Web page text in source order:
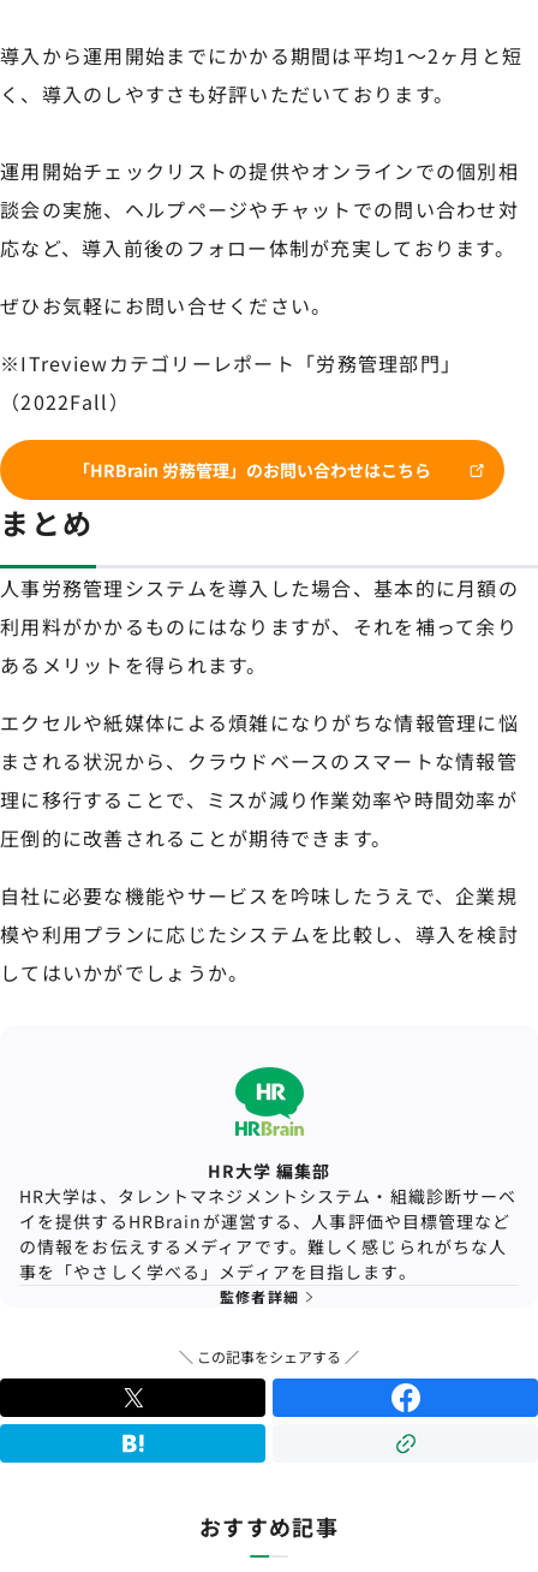
導入から運用開始までにかかる期間は平均1〜2ヶ月と短
く、導入のしやすさも好評いただいております。
運用開始チェックリストの提供やオンラインでの個別相
談会の実施、ヘルプページやチャットでの問い合わせ対
応など、導入前後のフォロー体制が充実しております。
ぜひお気軽にお問い合せください。
※ITreviewカテゴリーレポート「労務管理部門」
（2022Fall）
「HRBrain 労務管理」のお問い合わせはこちら
まとめ
人事労務管理システムを導入した場合、基本的に月額の
利用料がかかるものにはなりますが、それを補って余り
あるメリットを得られます。
エクセルや紙媒体による煩雑になりがちな情報管理に悩
まされる状況から、クラウドベースのスマートな情報管
理に移行することで、ミスが減り作業効率や時間効率が
圧倒的に改善されることが期待できます。
自社に必要な機能やサービスを吟味したうえで、企業規
模や利用プランに応じたシステムを比較し、導入を検討
してはいかがでしょうか。
HR大学 編集部
HR大学は、タレントマネジメントシステム・組織診断サーベ
イを提供するHRBrainが運営する、人事評価や目標管理など
の情報をお伝えするメディアです。難しく感じられがちな人
事を「やさしく学べる」メディアを目指します。
監修者詳細
＼ この記事をシェアする ／
おすすめ記事